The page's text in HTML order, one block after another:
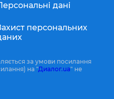
дані
персональних
за умови посилання
на "Диалог.ua" не